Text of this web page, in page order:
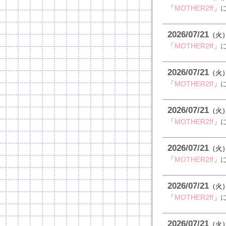
「 MOTHER2ff 」
2026 07 21 （火
「 MOTHER2ff 」
2026 07 21 （火
「 MOTHER2ff 」
2026 07 21 （火
「 MOTHER2ff 」
2026 07 21 （火
「 MOTHER2ff 」
2026 07 21 （火
「 MOTHER2ff 」
2026 07 21 （火